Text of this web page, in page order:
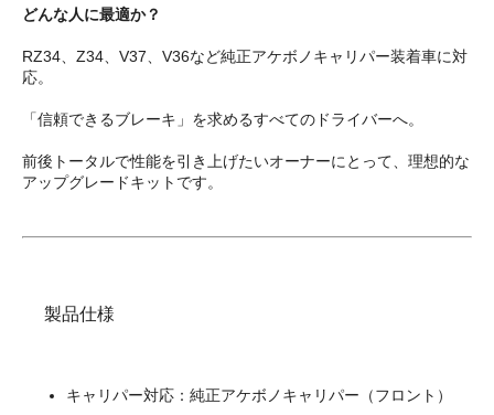
どんな人に最適か？
RZ34、Z34、V37、V36など純正アケボノキャリパー装着車に対
応。
「信頼できるブレーキ」を求めるすべてのドライバーへ。
前後トータルで性能を引き上げたいオーナーにとって、理想的な
アップグレードキットです。
製品仕様
キャリパー対応：純正アケボノキャリパー（フロント）